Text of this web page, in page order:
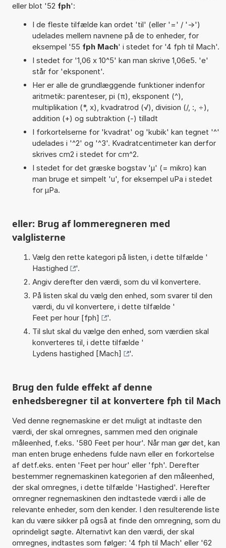
eller blot '52 fph':
I de fleste tilfælde kan ordet 'til' (eller '=' / '->')
udelades mellem navnene på de to enheder, for
eksempel '55 fph Mach' i stedet for '4 fph til Mach'.
I stedet for '1,06 x 10^5' kan man skrive 1,06e5. 'e'
står for 'eksponent'.
Her er alle de grundlæggende funktioner indenfor
aritmetik: parenteser, pi (π), eksponent (^),
multiplikation (*, x), kvadratrod (√), division (/, :, ÷),
addition (+) og subtraktion (-) tilladt
I forkortelserne for 'kvadrat' og 'kubik' kan tegnet '^'
udelades i '^2' og '^3'. Kvadratcentimeter kan derfor
skrives cm2 i stedet for cm^2.
I stedet for det græske bogstav 'µ' (= mikro) kan
man bruge et simpelt 'u', for eksempel uPa i stedet
for µPa.
eller: Brug af lommeregneren med
valglisterne
Vælg den rette kategori på listen, i dette tilfælde '
Hastighed
'.
Angiv derefter den værdi, som du vil konvertere.
På listen skal du vælg den enhed, som svarer til den
værdi, du vil konvertere, i dette tilfælde '
Feet per hour [fph]
'.
Til slut skal du vælge den enhed, som værdien skal
konverteres til, i dette tilfælde '
Lydens hastighed [Mach]
'.
Brug den fulde effekt af denne
enhedsberegner til at konvertere fph til Mach
Ved denne regnemaskine er det muligt at indtaste den
værdi, der skal omregnes, sammen med den originale
måleenhed, f.eks. '580 Feet per hour'. Når man gør det, kan
man enten bruge enhedens fulde navn eller en forkortelse
af detf.eks. enten 'Feet per hour' eller 'fph'. Derefter
bestemmer regnemaskinen kategorien af den måleenhed,
der skal omregnes, i dette tilfælde 'Hastighed'. Herefter
omregner regnemaskinen den indtastede værdi i alle de
relevante enheder, som den kender. I den resulterende liste
kan du være sikker på også at finde den omregning, som du
oprindeligt søgte. Alternativt kan den værdi, der skal
omregnes, indtastes som følger: '4 fph til Mach' eller '62